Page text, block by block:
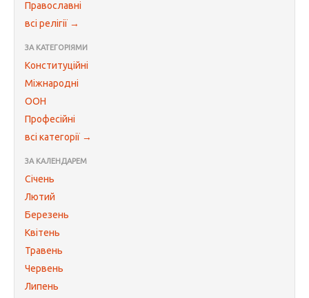
Православні
всі релігії →
ЗА КАТЕГОРІЯМИ
Конституційні
Міжнародні
ООН
Професійні
всі категорії →
ЗА КАЛЕНДАРЕМ
Січень
Лютий
Березень
Квітень
Травень
Червень
Липень